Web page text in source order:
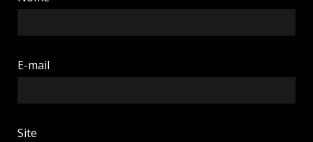
E-mail
Site